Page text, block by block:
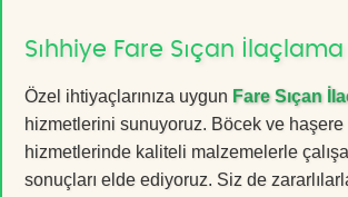
Sıhhiye Fare Sıçan İlaçlama
Özel ihtiyaçlarınıza uygun Fare Sıçan
hizmetlerini sunuyoruz. Böcek ve
hizmetlerinde kaliteli malzemelerle
sonuçları elde ediyoruz. Siz de